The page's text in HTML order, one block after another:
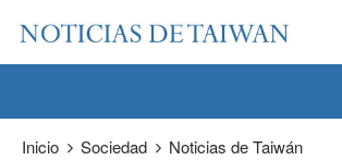
Pase a contenido principal
Inicio Sociedad Noticias de Taiwán